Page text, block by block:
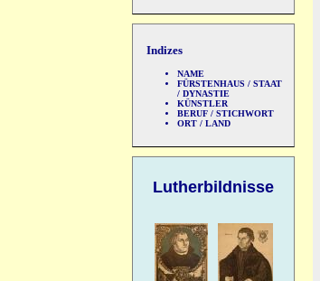
Indizes
NAME
FÜRSTENHAUS / STAAT
/ DYNASTIE
KÜNSTLER
BERUF / STICHWORT
ORT / LAND
Lutherbildnisse